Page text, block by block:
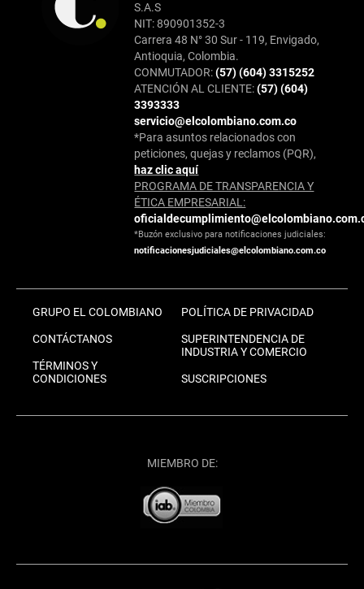
S.A.S
NIT: 890901352-3
Carrera 48 N° 30 Sur - 119, Envigado,
Antioquia, Colombia.
CONMUTADOR:(57) (604) 3315252
ATENCIÓN AL CLIENTE:(57) (604)
3393333
servicio@elcolombiano.com.co
*Para asuntos relacionados con
peticiones, quejas y reclamos (PQR),
haz clic aquí
PROGRAMA DE TRANSPARENCIA Y
ÉTICA EMPRESARIAL:
*Buzón exclusivo para notificaciones judiciales:
notificacionesjudiciales@elcolombiano.com.co
GRUPO EL COLOMBIANO
CONTÁCTANOS
TÉRMINOS Y
CONDICIONES
POLÍTICA DE PRIVACIDAD
SUPERINTENDENCIA DE
INDUSTRIA Y COMERCIO
SUSCRIPCIONES
MIEMBRO DE: